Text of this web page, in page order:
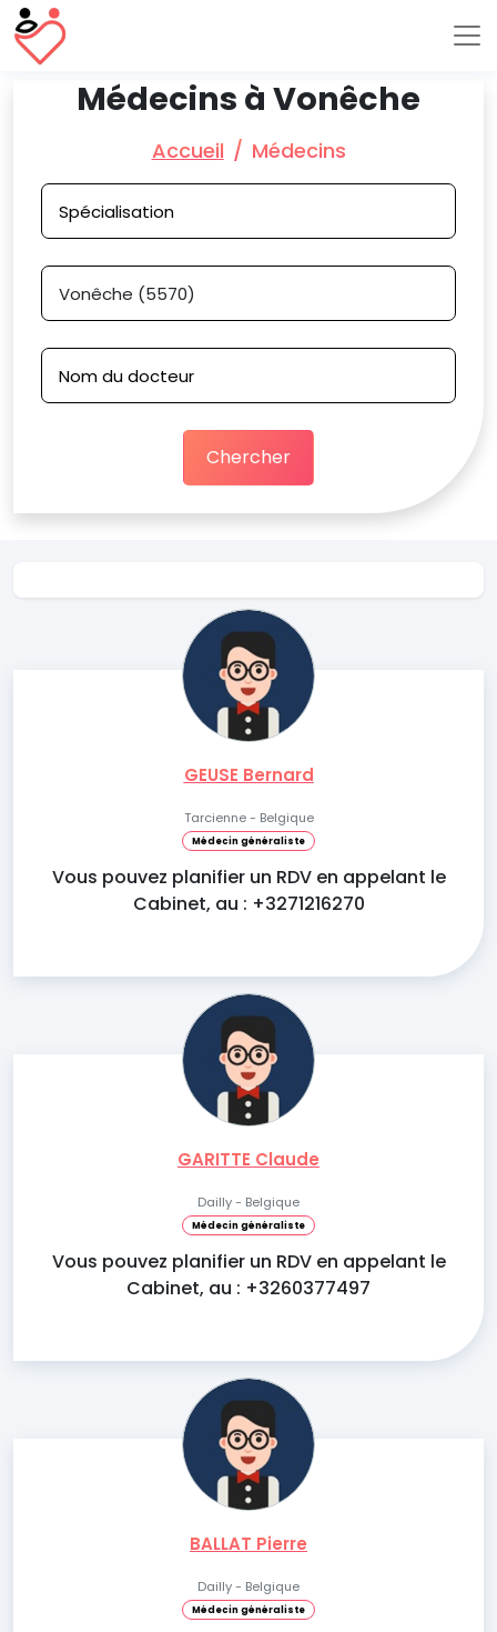
Médecins à Vonêche
Accueil Médecins
Chercher
GEUSE Bernard
Tarcienne - Belgique
Médecin généraliste
Vous pouvez planifier un RDV en appelant le
Cabinet, au : +3271216270
GARITTE Claude
Dailly - Belgique
Médecin généraliste
Vous pouvez planifier un RDV en appelant le
Cabinet, au : +3260377497
BALLAT Pierre
Dailly - Belgique
Médecin généraliste